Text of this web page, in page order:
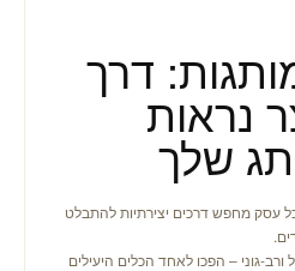
דרך
נראות
שלך
עסק מחפש דרכים יצירתיות להתבלט
גוני – הפכו לאחד הכלים היעילים